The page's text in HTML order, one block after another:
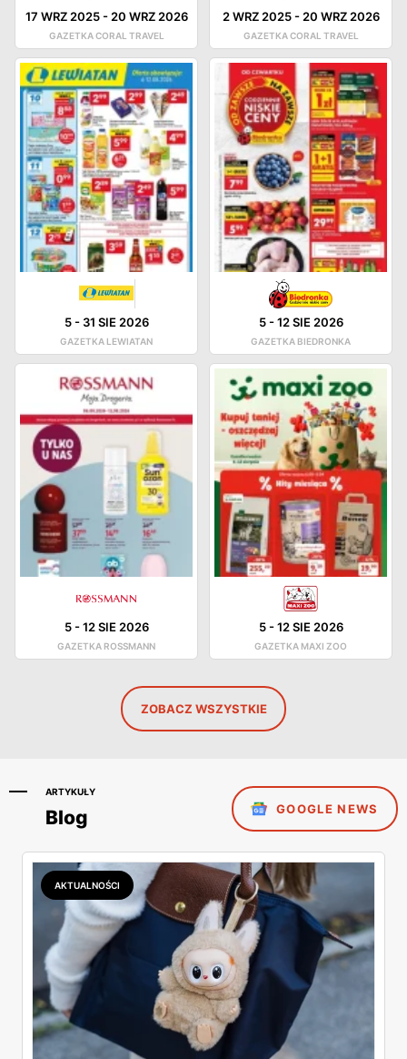
17 WRZ 2025-20 WRZ 2026
GAZETKA CORAL TRAVEL
2 WRZ 2025-20 WRZ 2026
GAZETKA CORAL TRAVEL
5- 31 SIE 2026
GAZETKA LEWIATAN
5-12 SIE 2026
GAZETKA BIEDRONKA
5-12 SIE 2026
GAZETKA ROSSMANN
5-12 SIE 2026
GAZETKA MAXI ZOO
ZOBACZ WSZYSTKIE
ARTYKUŁY
Blog GOOGLE NEWS
AKTUALNOŚCI